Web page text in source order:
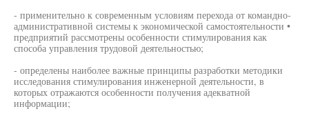
- применительно к современным условиям перехода от командно-
административной системы к экономической самостоятельности •
предприятий рассмотрены особенности стимулирования как
способа управления трудовой деятельностью;
- определены наиболее важные принципы разработки методики
исследования стимулирования инженерной деятельности, в
которых отражаются особенности получения адекватной
информации;